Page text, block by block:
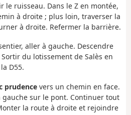
le ruisseau. Dans le Z en montée,
à droite ; plus loin, traverser la
à droite. Refermer la barrière.
aller à gauche. Descendre
du lotissement de Salès en
D55.
prudence vers un chemin en face.
sur le pont. Continuer tout
la route à droite et rejoindre